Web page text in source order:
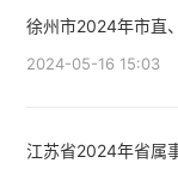
徐州市2024年市直
2024-05-16 15:03
江苏省2024年省属